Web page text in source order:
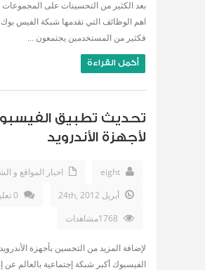
بعد الكثير من التحسينات على المجموعات
اهم الوظائف التي تقدمها شبكة الفيس بوك
فكثير من المستخدمين يجتمعون ...
أكمل القراءة
تحديث تطبيق
لأجهزة الأندرويد
eight
اخبار المواقع و
أبريل 24th, 2012
0 تعليق
لإضافة المزيد من التحسين بأجهزة
الفيسبوك أكبر شبكة إجتماعية بالعالم